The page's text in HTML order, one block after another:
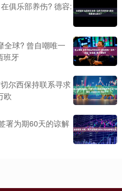
俱乐部养伤? 德容:
全球? 曾自嘲唯一
班牙
尔西保持联系寻求
欧
署为期60天的谅解